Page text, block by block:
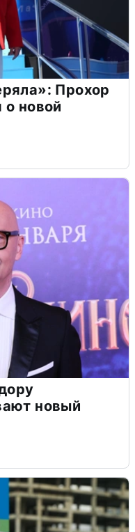
Прохор
новой
новый